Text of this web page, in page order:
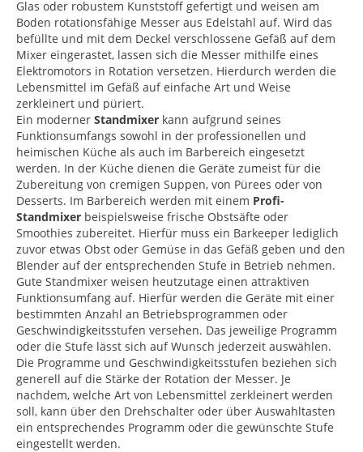
Glas oder robustem Kunststoff gefertigt und weisen am
Boden rotationsfähige Messer aus Edelstahl auf. Wird das
befüllte und mit dem Deckel verschlossene Gefäß auf dem
Mixer eingerastet, lassen sich die Messer mithilfe eines
Elektromotors in Rotation versetzen. Hierdurch werden die
Lebensmittel im Gefäß auf einfache Art und Weise
zerkleinert und püriert.
Ein moderner Standmixer kann aufgrund seines
Funktionsumfangs sowohl in der professionellen und
heimischen Küche als auch im Barbereich eingesetzt
werden. In der Küche dienen die Geräte zumeist für die
Zubereitung von cremigen Suppen, von Pürees oder von
Desserts. Im Barbereich werden mit einem Profi-
Standmixer beispielsweise frische Obstsäfte oder
Smoothies zubereitet. Hierfür muss ein Barkeeper lediglich
zuvor etwas Obst oder Gemüse in das Gefäß geben und den
Blender auf der entsprechenden Stufe in Betrieb nehmen.
Gute Standmixer weisen heutzutage einen attraktiven
Funktionsumfang auf. Hierfür werden die Geräte mit einer
bestimmten Anzahl an Betriebsprogrammen oder
Geschwindigkeitsstufen versehen. Das jeweilige Programm
oder die Stufe lässt sich auf Wunsch jederzeit auswählen.
Die Programme und Geschwindigkeitsstufen beziehen sich
generell auf die Stärke der Rotation der Messer. Je
nachdem, welche Art von Lebensmittel zerkleinert werden
soll, kann über den Drehschalter oder über Auswahltasten
ein entsprechendes Programm oder die gewünschte Stufe
eingestellt werden.